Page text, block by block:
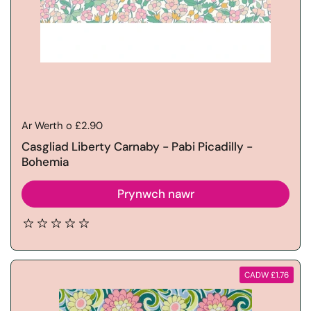
Price:
Ar Werth o £2.90
Casgliad Liberty Carnaby - Pabi Picadilly -
Bohemia
Prynwch nawr
CADW £1.76